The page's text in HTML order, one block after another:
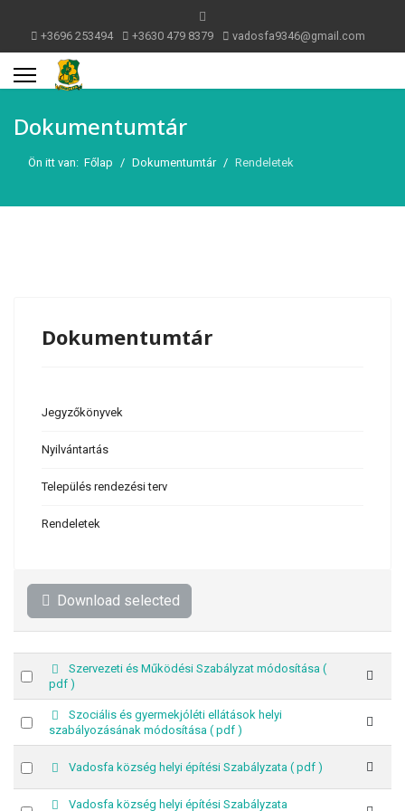
+3696 253494 +3630 479 8379 vadosfa9346@gmail.com
Dokumentumtár
Ön itt van: Főlap Dokumentumtár Rendeletek
Dokumentumtár
Jegyzőkönyvek
Nyilvántartás
Település rendezési terv
Rendeletek
Download selected
Select
p
d
Szervezeti és Működési Szabályzat módosítása (
pdf )
Select
p
d
f
Szociális és gyermekjóléti ellátások helyi
szabályozásának módosítása ( pdf )
Select
pVadosfa község helyi építési Szabályzata ( pdf )
pVadosfa község helyi építési Szabályzata